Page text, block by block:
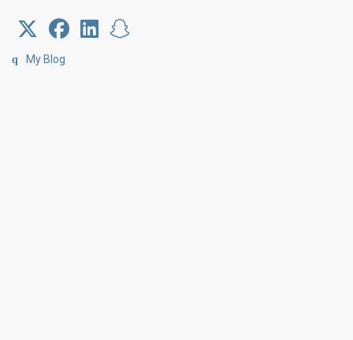
My Blog